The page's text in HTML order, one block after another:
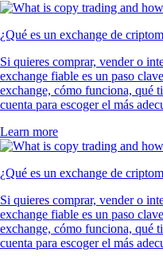
¿Qué es un exchange de
Si quieres comprar, vender o
exchange fiable es un paso
exchange, cómo funciona, qué
cuenta para escoger el más
Learn more
¿Qué es un exchange de
Si quieres comprar, vender o
exchange fiable es un paso
exchange, cómo funciona, qué
cuenta para escoger el más